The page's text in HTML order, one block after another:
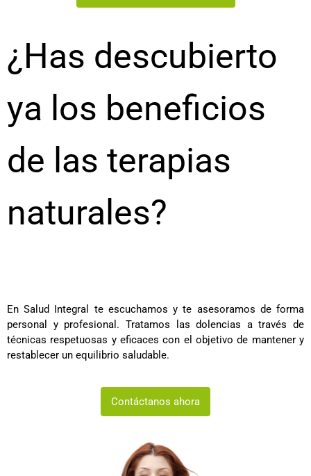
¿Has descubierto
ya los beneficios
de las terapias
naturales?
En Salud Integral te escuchamos y te asesoramos de forma
personal y profesional. Tratamos las dolencias a través de
técnicas respetuosas y eficaces con el objetivo de mantener y
restablecer un equilibrio saludable.
Contáctanos ahora